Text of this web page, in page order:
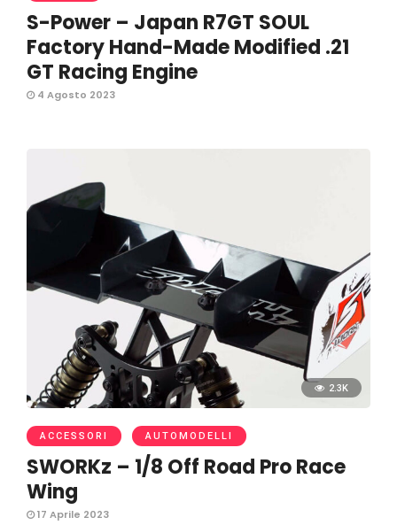
S-Power – Japan R7GT SOUL
Factory Hand-Made Modified .21
GT Racing Engine
4 Agosto 2023
2.3K
ACCESSORI AUTOMODELLI
SWORKz – 1/8 Off Road Pro Race
Wing
17 Aprile 2023